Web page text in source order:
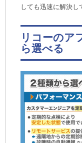
しても迅速に解決し
リコーのア
ら選べる